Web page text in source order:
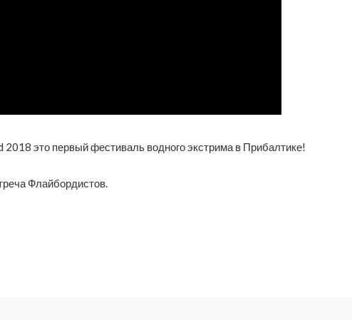
это первый фестиваль водного экстрима в Прибалтике!
Флайбордистов.